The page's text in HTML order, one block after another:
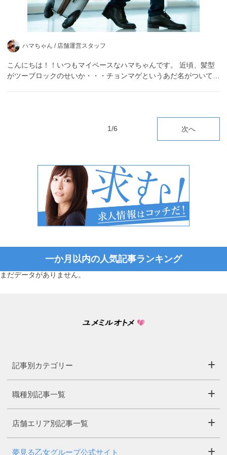
ハマちゃん / 店舗運営スタッフ
こんにちは！！いつもマイペースなハマちゃんです。 近頃、髪型
がツーブロックのせいか・・・チョンマゲというあだ名がついて…
1/6 次へ
一か月以内の人気記事ランキング
まだデータがありません。
記事別カテゴリー
職種別記事一覧
店舗エリア別記事一覧
夢見る乙女グループ公式サイト